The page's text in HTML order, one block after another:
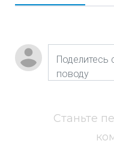
Станьте